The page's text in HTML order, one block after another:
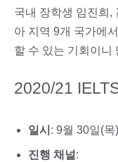
국내 장학생 임진희,
아 지역 9개 국가에
할 수 있는 기회이니
2020/21
일시 : 9월 30일(
진행 채널 :